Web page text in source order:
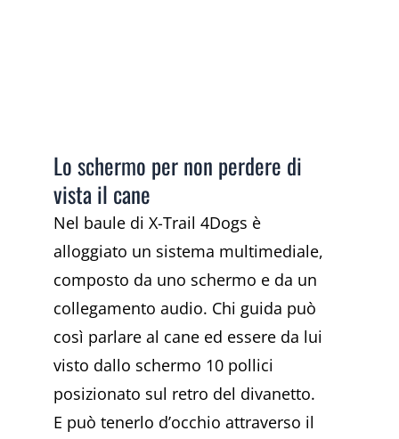
Lo schermo per non perdere di
vista il cane
Nel baule di X-Trail 4Dogs è
alloggiato un sistema multimediale,
composto da uno schermo e da un
collegamento audio. Chi guida può
così parlare al cane ed essere da lui
visto dallo schermo 10 pollici
posizionato sul retro del divanetto.
E può tenerlo d’occhio attraverso il